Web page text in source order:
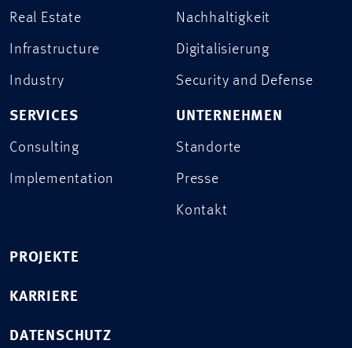
Real Estate
Infrastructure
Industry
SERVICES
Consulting
Implementation
Nachhaltigkeit
Digitalisierung
Security and Defense
UNTERNEHMEN
Standorte
Presse
Kontakt
PROJEKTE
KARRIERE
DATENSCHUTZ